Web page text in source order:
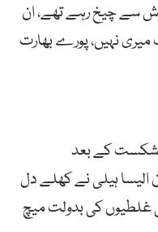
سے چیخ رہے تھے، ان
نہیں، پورے بھارت
شکست کے بعد
الیسا ہیلی نے کھلے دل
غلطیوں کی بدولت میچ